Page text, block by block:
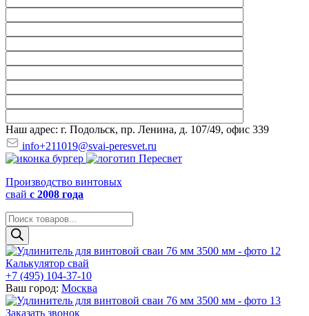
Наш адрес: г. Подольск, пр. Ленина, д. 107/49, офис 339
info+211019@svai-peresvet.ru
Производство винтовых
свай с 2008 года
Поиск
товаров
Калькулятор свай
+7 (495) 104-37-10
Ваш город: Москва
Заказать звонок